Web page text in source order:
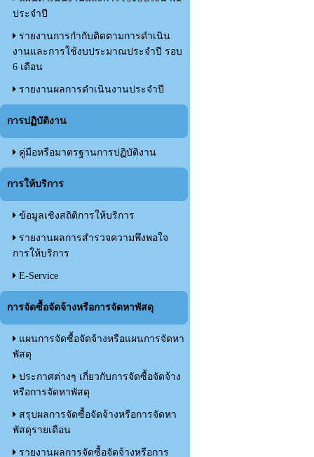
ประจำปี
รายงานการกำกับติดตามการดำเนิน
งานและการใช้งบประมาณประจำปี รอบ
6 เดือน
รายงานผลการดำเนินงานประจำปี
การปฏิบัติงาน
คู่มือหรือมาตรฐานการปฏิบัติงาน
การให้บริการ
ข้อมูลเชิงสถิติการให้บริการ
รายงานผลการสำรวจความพึงพอใจ
การให้บริการ
E-Service
การจัดซื้อจัดจ้างหรือการจัดหาพัสดุ
แผนการจัดซื้อจัดจ้างหรือแผนการจัดหา
พัสดุ
ประกาศต่างๆ เกี่ยวกับการจัดซื้อจัดจ้าง
หรือการจัดหาพัสดุ
สรุปผลการจัดซื้อจัดจ้างหรือการจัดหา
พัสดุรายเดือน
รายงานผลการจัดซื้อจัดจ้างหรือการ